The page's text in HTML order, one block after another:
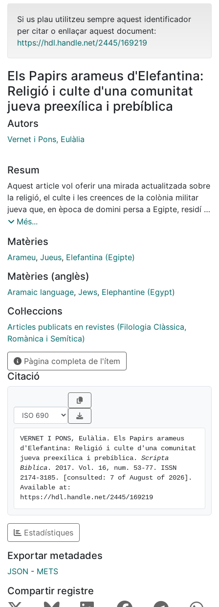
Si us plau utilitzeu sempre aquest identificador
per citar o enllaçar aquest document:
https://hdl.handle.net/2445/169219
Els Papirs arameus d'Elefantina:
Religió i culte d'una comunitat
jueva preexílica i prebíblica
Autors
Vernet i Pons, Eulàlia
Resum
Aquest article vol oferir una mirada actualitzada sobre
la religió, el culte i les creences de la colònia militar
jueva que, en època de domini persa a Egipte, residí a
l'illa d'Elefantina. Ho farem mitjançant la descripció
informació contrastada per les troballes
arqueològiques que s'hi feren.
Més...
Matèries
Arameu, Jueus, Elefantina (Egipte)
Matèries (anglès)
Aramaic language, Jews, Elephantine (Egypt)
Col·leccions
Articles publicats en revistes (Filologia Clàssica,
Romànica i Semítica)
Pàgina completa de l'ítem
Citació
VERNET I PONS, Eulàlia. Els Papirs arameus
d'Elefantina: Religió i culte d'una comunitat
jueva preexílica i prebíblica. Scripta
Biblica . 2017. Vol. 16, num. 53-77. ISSN
2174-3185. [consulted: 7 of August of 2026].
Available at:
https://hdl.handle.net/2445/169219
Estadístiques
Exportar metadades
JSON - METS
Compartir registre